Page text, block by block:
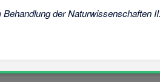
der Naturwissenschaften II.